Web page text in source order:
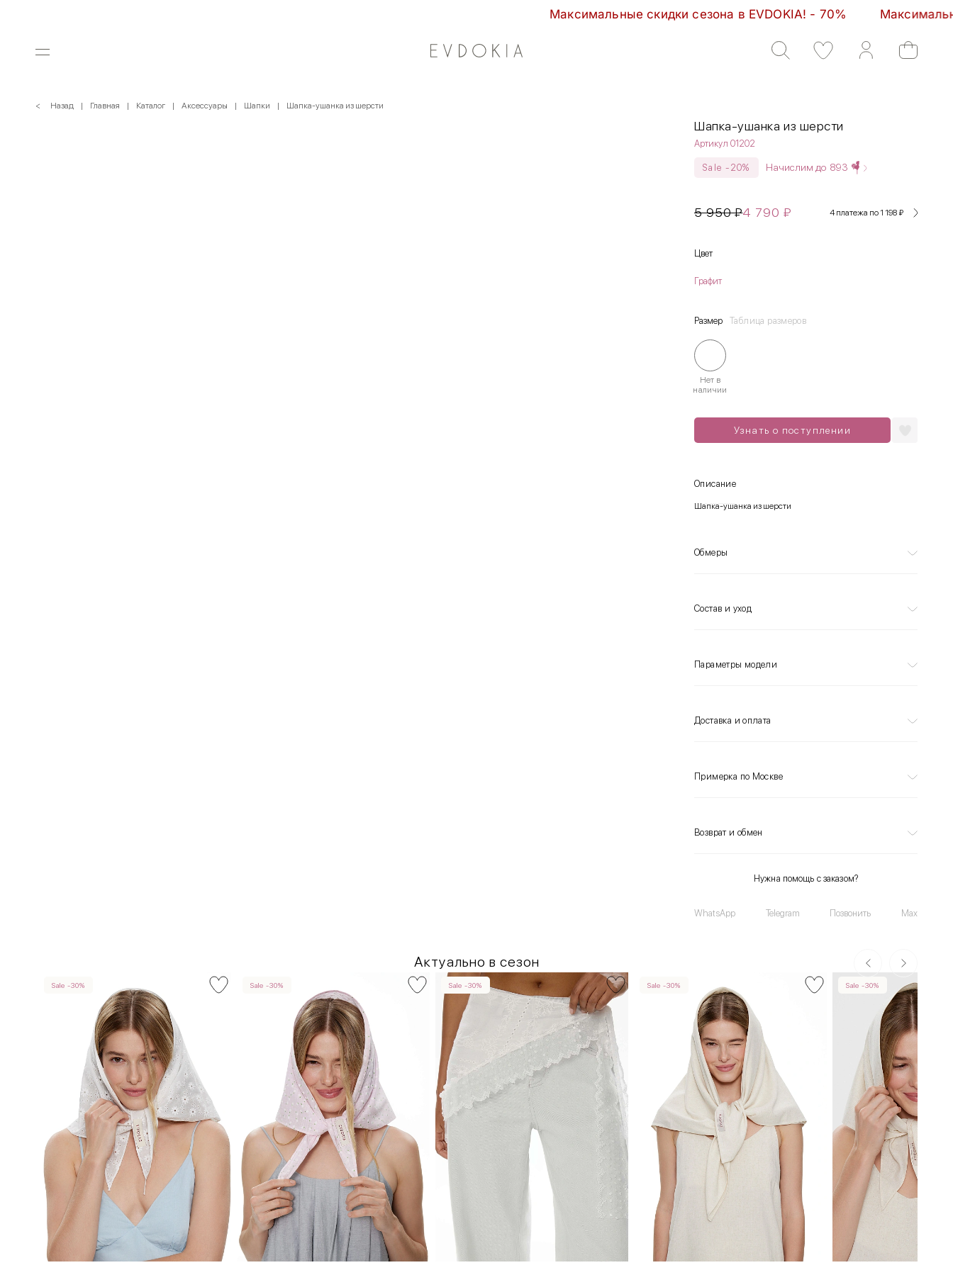
Максимальные скидки сезона в EVDOKIA! - 70%         Максимальные скидки
< Назад Главная Каталог Аксессуары Шапки Шапка-ушанка из шерсти
Шапка-ушанка из шерсти
Артикул 01202
Sale -20% Начислим до 893
5 950₽4 790 ₽ 4 платежа по 1 198 ₽
Цвет
Графит
Размер Таблица размеров
Нет в
наличии
Узнать о поступлении
Описание
Шапка-ушанка из шерсти
Обмеры
Состав и уход
Параметры модели
Доставка и оплата
Примерка по Москве
Возврат и обмен
Нужна помощь с заказом?
WhatsApp Telegram Позвонить Max
Актуально в сезон
Sale -30% Sale -30% Sale -30% Sale -30% Sale -30%